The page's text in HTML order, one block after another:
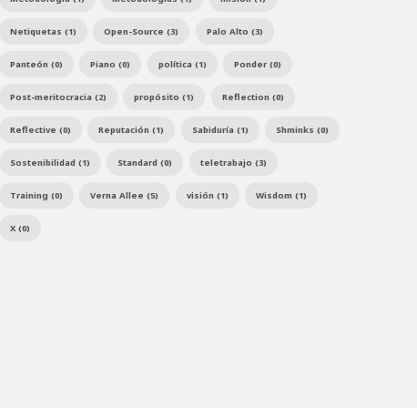
Netiquetas (1) Open-Source (3) Palo Alto (3)
Panteón (0) Piano (0) política (1) Ponder (0)
Post-meritocracia (2) propósito (1) Reflection (0)
Reflective (0) Reputación (1) Sabiduría (1) Shminks (0)
Sostenibilidad (1) Standard (0) teletrabajo (3)
Training (0) Verna Allee (5) visión (1) Wisdom (1)
X (0)